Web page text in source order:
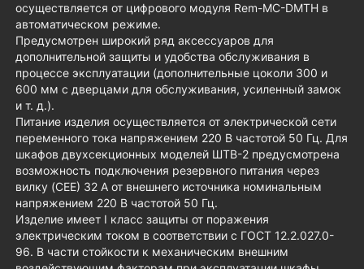
осуществляется от цифрового модуля Rem-MC-DMTH в
автоматическом режиме.
Предусмотрен широкий ряд аксессуаров для
дополнительной защиты и удобства обслуживания в
процессе эксплуатации (дополнительные цоколи 300 и
600 мм с дверцами для обслуживания, усиленный замок
и т. д.).
Питание изделия осуществляется от электрической сети
переменного тока напряжением 220 В частотой 50 Гц. Для
шкафов двухсекционных моделей ШТВ-2 предусмотрена
возможность подключения резервного питания через
вилку (CEE) 32 А от внешнего источника номинальным
напряжением 220 В частотой 50 Гц.
Изделие имеет I класс защиты от поражения
электрическим током в соответствии с ГОСТ 12.2.027.0-
96. В части стойкости к механическим внешним